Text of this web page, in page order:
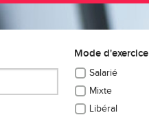
Mode d'exercice
Salarié
Mixte
Libéral